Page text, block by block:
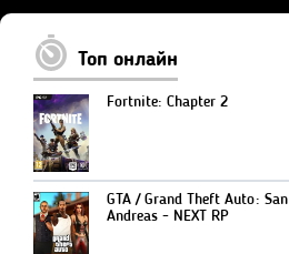
Топ онлайн
Fortnite: Chapter 2
GTA / Grand Theft Auto: San
Andreas - NEXT RP